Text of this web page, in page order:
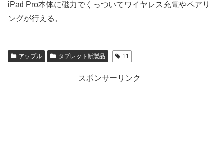
iPad Pro本体に磁力でくっついてワイヤレス充電やペアリ
ングが行える。
アップル タブレット新製品 11
スポンサーリンク